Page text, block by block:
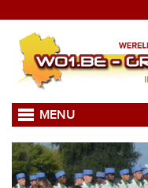
MENU